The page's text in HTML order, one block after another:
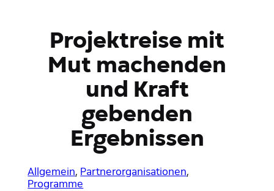
Projektreise mit
Mut machenden
und Kraft
gebenden
Ergebnissen
Allgemein, Partnerorganisationen
Programme